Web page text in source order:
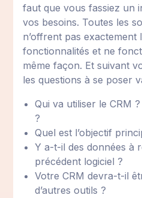
faut que vous fassiez un
vos besoins. Toutes les
n’offrent pas exactement
fonctionnalités et ne
même façon. Et suivant
les questions à se poser
Qui va utiliser le CRM
?
Quel est l’objectif
Y a-t-il des données à
précédent logiciel ?
Votre CRM devra-t-il
d’autres outils ?